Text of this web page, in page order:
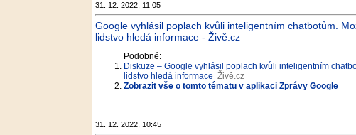
31. 12. 2022, 11:05
Google vyhlásil poplach kvůli inteligentním chatbotům.
lidstvo hledá informace - Živě.cz
Podobné:
Diskuze – Google vyhlásil poplach kvůli inteligentním
lidstvo hledá informace Živě.cz
Zobrazit vše o tomto tématu v aplikaci Zprávy Google
31. 12. 2022, 10:45